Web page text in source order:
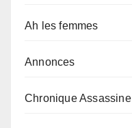
Ah les femmes
Annonces
Chronique Assassine